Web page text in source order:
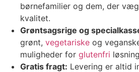
børnefamilier og dem, der
kvalitet.
Grøntsagsrige og
grønt, vegetariske og
muligheder for glutenfri
Gratis fragt: Levering er altid